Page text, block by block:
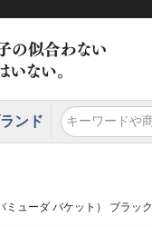
ンド
ミューダ バケット） ブラック